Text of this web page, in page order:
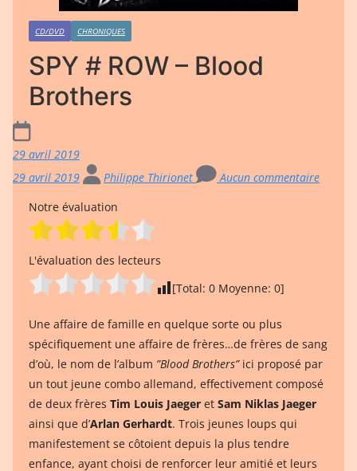
CD/DVD CHRONIQUES
SPY # ROW – Blood
Brothers
29 avril 2019
29 avril 2019
Philippe Thirionet
Aucun commentaire
Notre évaluation
L'évaluation des lecteurs
[Total: 0 Moyenne: 0]
Une affaire de famille en quelque sorte ou plus
spécifiquement une affaire de frères…de frères de sang
d’où, le nom de l’album ”Blood Brothers”ici proposé par
un tout jeune combo allemand, effectivement composé
de deux frères Tim Louis Jaeger et Sam Niklas Jaeger
ainsi que d’Arlan Gerhardt. Trois jeunes loups qui
manifestement se côtoient depuis la plus tendre
enfance, ayant choisi de renforcer leur amitié et leurs